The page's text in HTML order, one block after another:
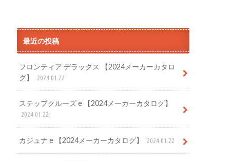
最近の投稿
フロンティア デラックス 【2024メーカーカタロ
グ】
2024.01.22
ステップクルーズ e 【2024メーカーカタログ】
2024.01.22
カジュナ e 【2024メーカーカタログ】 2024.01.22